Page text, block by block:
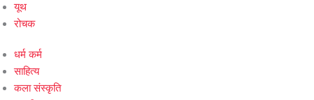
यूथ
रोचक
धर्म कर्म
साहित्य
कला संस्कृति